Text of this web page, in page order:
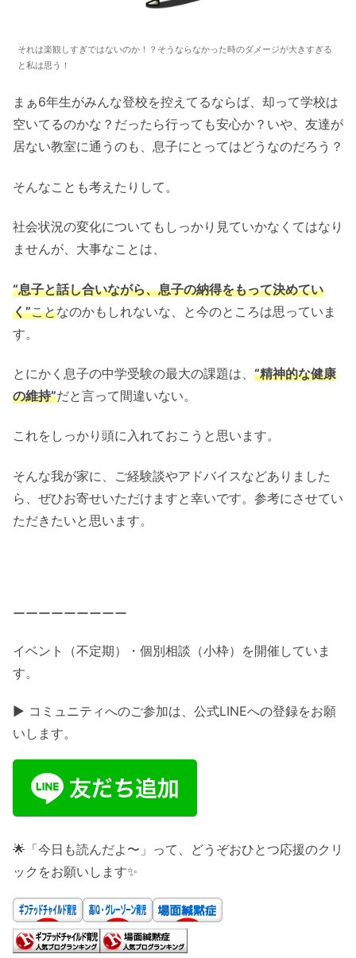
それは楽観しすぎではないのか！？そうならなかった時のダメージが大きすぎる
と私は思う！
まぁ6年生がみんな登校を控えてるならば、却って学校は
空いてるのかな？だったら行っても安心か？いや、友達が
居ない教室に通うのも、息子にとってはどうなのだろう？
そんなことも考えたりして。
社会状況の変化についてもしっかり見ていかなくてはなり
ませんが、大事なことは、
“息子と話し合いながら、息子の納得をもって決めてい
く”ことなのかもしれないな、と今のところは思っていま
す。
とにかく息子の中学受験の最大の課題は、 “精神的な健康
の維持”だと言って間違いない。
これをしっかり頭に入れておこうと思います。
そんな我が家に、ご経験談やアドバイスなどありました
ら、ぜひお寄せいただけますと幸いです。参考にさせてい
ただきたいと思います。
ーーーーーーーーー
イベント（不定期）・個別相談（小枠）を開催していま
す。
▶ コミュニティへのご参加は、公式LINEへの登録をお願
いします。
🌟「今日も読んだよ〜」って、どうぞおひとつ応援のクリ
ックをお願いします✨